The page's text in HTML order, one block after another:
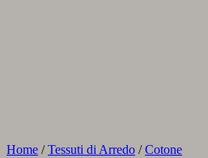
Home / Tessuti di Arredo / Cotone